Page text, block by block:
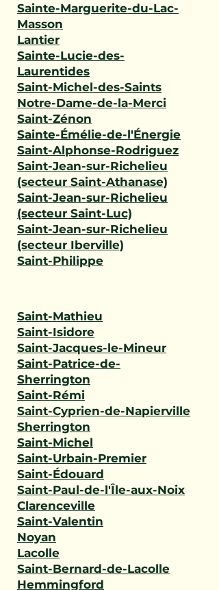
Sainte-Marguerite-du-Lac-
Masson
Lantier
Sainte-Lucie-des-
Laurentides
Saint-Michel-des-Saints
Notre-Dame-de-la-Merci
Saint-Zénon
Sainte-Émélie-de-l'Énergie
Saint-Alphonse-Rodriguez
Saint-Jean-sur-Richelieu
(secteur Saint-Athanase)
Saint-Jean-sur-Richelieu
(secteur Saint-Luc)
Saint-Jean-sur-Richelieu
(secteur Iberville)
Saint-Philippe
Saint-Mathieu
Saint-Isidore
Saint-Jacques-le-Mineur
Saint-Patrice-de-
Sherrington
Saint-Rémi
Saint-Cyprien-de-Napierville
Sherrington
Saint-Michel
Saint-Urbain-Premier
Saint-Édouard
Saint-Paul-de-l'Île-aux-Noix
Clarenceville
Saint-Valentin
Noyan
Lacolle
Saint-Bernard-de-Lacolle
Hemmingford